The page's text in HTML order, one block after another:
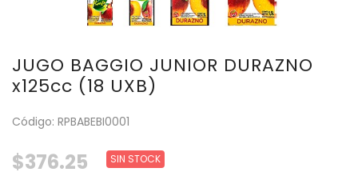
JUGO BAGGIO JUNIOR DURAZNO
x125cc (18 UXB)
Código: RPBABEBI0001
$376.25 SIN STOCK